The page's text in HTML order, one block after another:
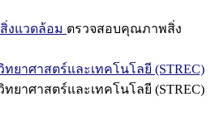
งแวดล้อม ตรวจสอบคุณภาพสิ่ง
ยาศาสตร์และเทคโนโลยี (STREC)
ยาศาสตร์และเทคโนโลยี (STREC)